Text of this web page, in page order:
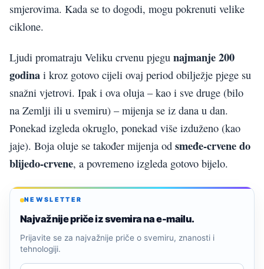
smjerovima. Kada se to dogodi, mogu pokrenuti velike
ciklone.
Ljudi promatraju Veliku crvenu pjegu najmanje 200
godina i kroz gotovo cijeli ovaj period obilježje pjege su
snažni vjetrovi. Ipak i ova oluja – kao i sve druge (bilo
na Zemlji ili u svemiru) – mijenja se iz dana u dan.
Ponekad izgleda okruglo, ponekad više izduženo (kao
jaje). Boja oluje se također mijenja od smeđe-crvene do
blijedo-crvene, a povremeno izgleda gotovo bijelo.
NEWSLETTER
Najvažnije priče iz svemira na e-mailu.
Prijavite se za najvažnije priče o svemiru, znanosti i
tehnologiji.